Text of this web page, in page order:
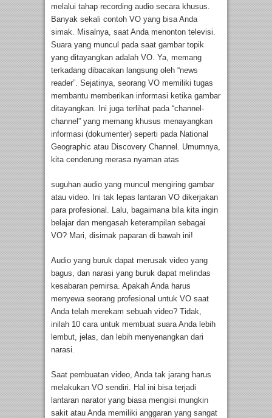
melalui tahap recording audio secara khusus.
Banyak sekali contoh VO yang bisa Anda
simak. Misalnya, saat Anda menonton televisi.
Suara yang muncul pada saat gambar topik
yang ditayangkan adalah VO. Ya, memang
terkadang dibacakan langsung oleh “news
reader”. Sejatinya, seorang VO memiliki tugas
membantu memberikan informasi ketika gambar
ditayangkan. Ini juga terlihat pada “channel-
channel” yang memang khusus menayangkan
informasi (dokumenter) seperti pada National
Geographic atau Discovery Channel. Umumnya,
kita cenderung merasa nyaman atas
suguhan audio yang muncul mengiring gambar
atau video. Ini tak lepas lantaran VO dikerjakan
para profesional. Lalu, bagaimana bila kita ingin
belajar dan mengasah keterampilan sebagai
VO? Mari, disimak paparan di bawah ini!
Audio yang buruk dapat merusak video yang
bagus, dan narasi yang buruk dapat melindas
kesabaran pemirsa. Apakah Anda harus
menyewa seorang profesional untuk VO saat
Anda telah merekam sebuah video? Tidak,
inilah 10 cara untuk membuat suara Anda lebih
lembut, jelas, dan lebih menyenangkan dari
narasi.
Saat pembuatan video, Anda tak jarang harus
melakukan VO sendiri. Hal ini bisa terjadi
lantaran narator yang biasa mengisi mungkin
sakit atau Anda memiliki anggaran yang sangat